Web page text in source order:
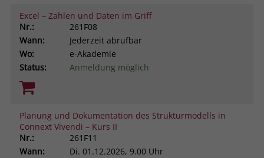
Excel – Zahlen und Daten im Griff
Nr.:
261F08
Wann:
Jederzeit abrufbar
Wo:
e-Akademie
Status:
Anmeldung möglich
Planung und Dokumentation des Strukturmodells in
Connext Vivendi – Kurs II
Nr.:
261F11
Wann:
Di. 01.12.2026, 9.00 Uhr
Name PHPSESSID
Anbieter stiftung-liebenau.de
Zweck
allen Seitenanfragen bei.
Zweck
Browsers und die Einstellungen
exklusiv für diese Website zu speichern.
Dadurch wird gewährleistet, dass
Aktionen, die bei späteren Besuchen
derselben Website durchgeführt
werden, mit derselben
Name _clsk
Anbieter www.clarity.ms